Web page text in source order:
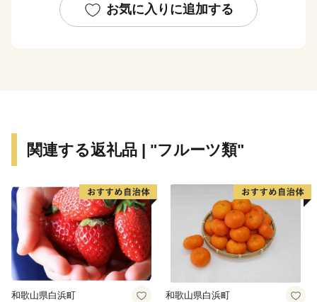
民一人ひとりが誠実な営みを続けています。
小さい町ながら、農業をはじめ、観光や教育など、まだ
お気に入りに追加する
関連する返礼品 | "フルーツ類"
和歌山県白浜町 和歌山県白浜町